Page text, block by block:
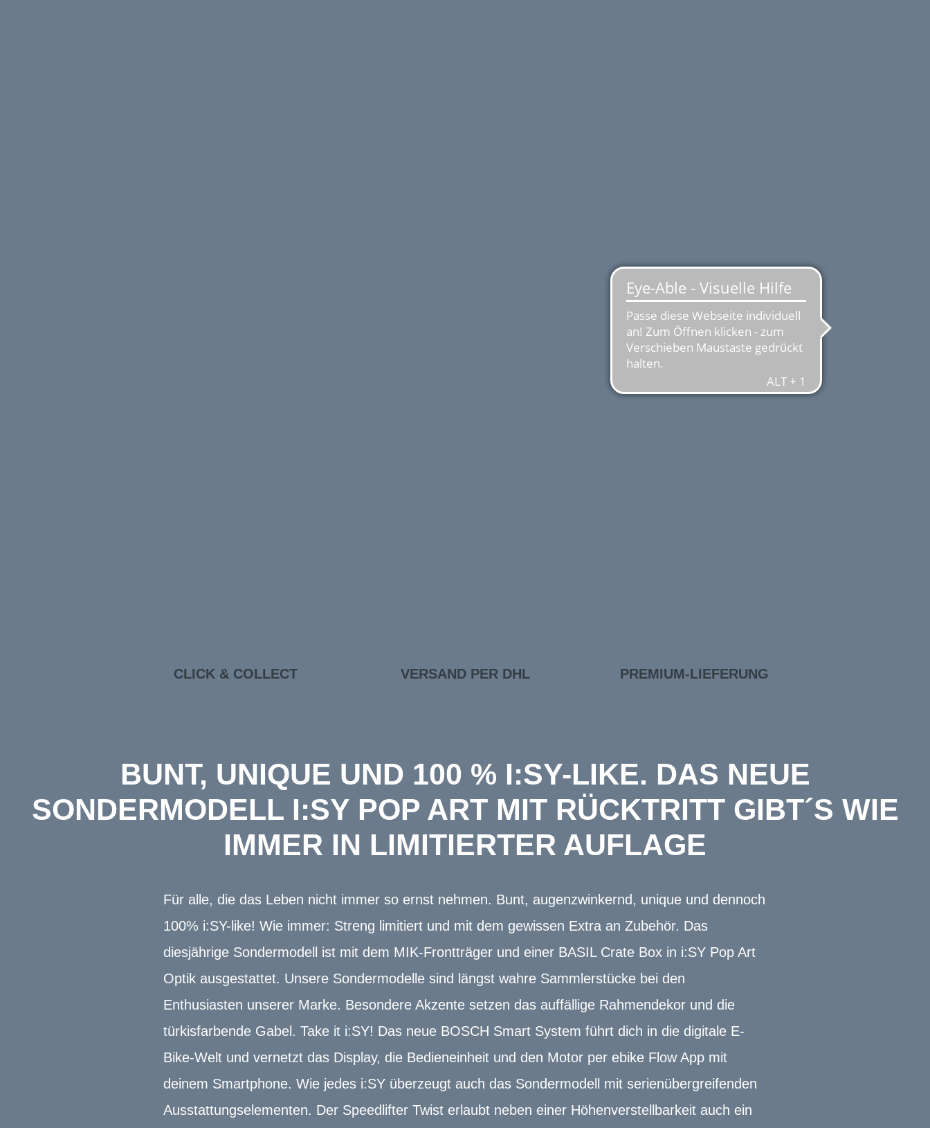
CLICK & COLLECT VERSAND PER DHL PREMIUM-LIEFERUNG
BUNT, UNIQUE UND 100 % I:SY-LIKE. DAS NEUE
SONDERMODELL I:SY POP ART MIT RÜCKTRITT GIBT´S WIE
IMMER IN LIMITIERTER AUFLAGE
Für alle, die das Leben nicht immer so ernst nehmen. Bunt, augenzwinkernd, unique und dennoch
100% i:SY-like! Wie immer: Streng limitiert und mit dem gewissen Extra an Zubehör. Das
diesjährige Sondermodell ist mit dem MIK-Frontträger und einer BASIL Crate Box in i:SY Pop Art
Optik ausgestattet. Unsere Sondermodelle sind längst wahre Sammlerstücke bei den
Enthusiasten unserer Marke. Besondere Akzente setzen das auffällige Rahmendekor und die
türkisfarbende Gabel. Take it i:SY! Das neue BOSCH Smart System führt dich in die digitale E-
Bike-Welt und vernetzt das Display, die Bedieneinheit und den Motor per ebike Flow App mit
deinem Smartphone. Wie jedes i:SY überzeugt auch das Sondermodell mit serienübergreifenden
Ausstattungselementen. Der Speedlifter Twist erlaubt neben einer Höhenverstellbarkeit auch ein